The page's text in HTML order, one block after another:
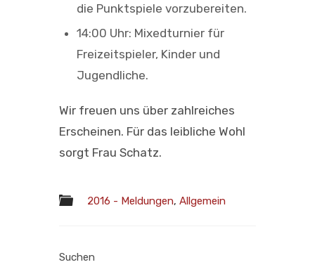
die Punktspiele vorzubereiten.
14:00 Uhr: Mixedturnier für
Freizeitspieler, Kinder und
Jugendliche.
Wir freuen uns über zahlreiches
Erscheinen. Für das leibliche Wohl
sorgt Frau Schatz.
2016 - Meldungen, Allgemein
Suchen